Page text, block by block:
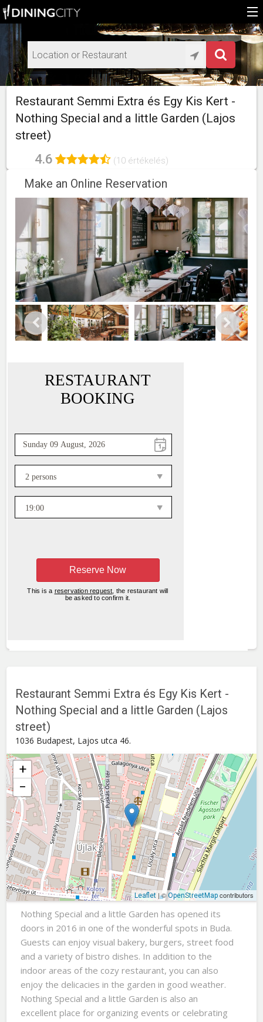
Home
Add restaurant
HU
Restaurant Semmi Extra és Egy Kis Kert -
Nothing Special and a little Garden (Lajos
street)
4.6 (10 értékelés)
Make an Online Reservation
Restaurant Semmi Extra és Egy Kis Kert -
Nothing Special and a little Garden (Lajos
street)
1036 Budapest, Lajos utca 46.
+
−
Leaflet| ©OpenStreetMapcontributors
Semmi Extra és Egy Kis Kert - Nothing Special and a little
Garden (Lajos street)
Lajos utca 46. , 1036Budapest
Nothing Special and a little Garden has opened its
doors in 2016 in one of the wonderful spots in Buda.
Guests can enjoy visual bakery, burgers, street food
and a variety of bistro dishes. In addition to the
indoor areas of the cozy restaurant, you can also
enjoy the delicacies in the garden in good weather.
Nothing Special and a little Garden is also an
excellent place for organizing events or celebrating